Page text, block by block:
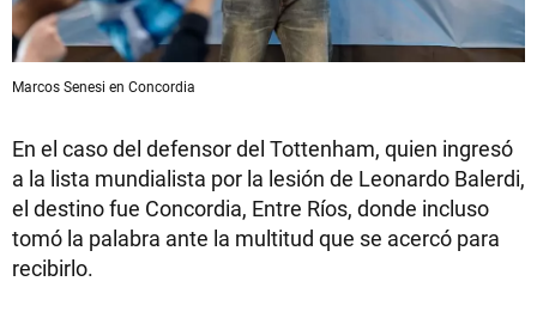
Marcos Senesi en Concordia
En el caso del defensor del Tottenham, quien ingresó
a la lista mundialista por la lesión de Leonardo Balerdi,
el destino fue Concordia, Entre Ríos, donde incluso
tomó la palabra ante la multitud que se acercó para
recibirlo.